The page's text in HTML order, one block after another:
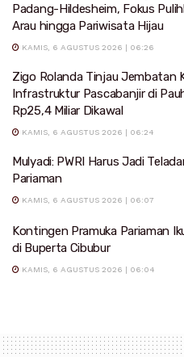
Padang-Hildesheim, Fokus
Arau hingga Pariwisata Hijau
KAMIS, 6 AGUSTUS 2026 | 06:26
Zigo Rolanda Tinjau Jembatan
Infrastruktur Pascabanjir di
Rp25,4 Miliar Dikawal
KAMIS, 6 AGUSTUS 2026 | 06:24
Mulyadi: PWRI Harus Jadi
Pariaman
KAMIS, 6 AGUSTUS 2026 | 06:07
Kontingen Pramuka Pariaman
di Buperta Cibubur
KAMIS, 6 AGUSTUS 2026 | 06:04